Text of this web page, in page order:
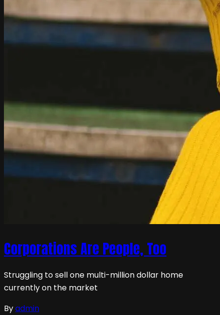
Corporations Are People, Too
Struggling to sell one multi-million dollar home
currently on the market
Byadmin